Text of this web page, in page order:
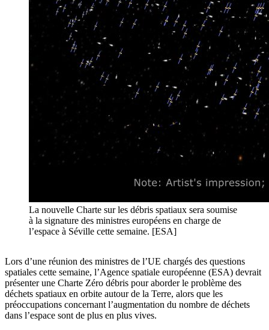
La nouvelle Charte sur les débris spatiaux sera soumise
à la signature des ministres européens en charge de
l’espace à Séville cette semaine. [ESA]
Lors d’une réunion des ministres de l’UE chargés des questions
spatiales cette semaine, l’Agence spatiale européenne (ESA) devrait
présenter une Charte Zéro débris pour aborder le problème des
déchets spatiaux en orbite autour de la Terre, alors que les
préoccupations concernant l’augmentation du nombre de déchets
dans l’espace sont de plus en plus vives.